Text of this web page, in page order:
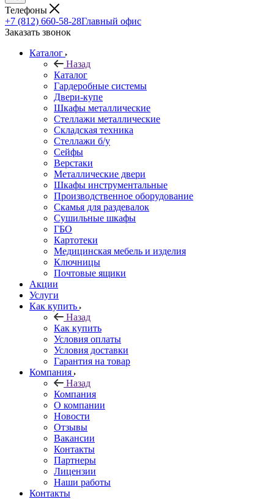
Телефоны
+7 (812) 660-58-28Главный офис
Заказать звонок
Каталог
Назад
Каталог
Гардеробные системы
Двери-купе
Шкафы металлические
Стеллажи металлические
Складская техника
Стеллажи б/у
Сейфы
Верстаки
Металлические двери
Шкафы инструментальные
Производственное оборудование
Скамья для раздевалок
Сушильные шкафы
ГБО
Картотеки
Медицинская мебель и изделия
Ключницы
Почтовые ящики
Акции
Услуги
Как купить
Назад
Как купить
Условия оплаты
Условия доставки
Гарантия на товар
Компания
Назад
Компания
О компании
Новости
Отзывы
Вакансии
Контакты
Партнеры
Лицензии
Наши работы
Контакты